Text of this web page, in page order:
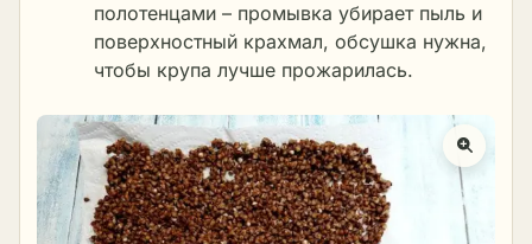
полотенцами – промывка убирает пыль и
поверхностный крахмал, обсушка нужна,
чтобы крупа лучше прожарилась.